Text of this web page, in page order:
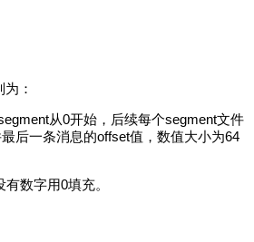
：
从0开始，后续每个segment文件
后一条消息的offset值，数值大小为64
数字用0填充。